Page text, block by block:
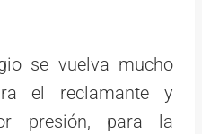
se vuelva mucho
el reclamante y
presión, para la